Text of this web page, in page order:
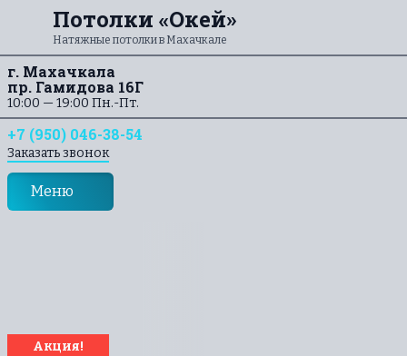
Перейти к содержанию
Потолки «Окей»
Натяжные потолки в Махачкале
г. Махачкала
пр. Гамидова 16Г
10:00 — 19:00 Пн.-Пт.
+7 (950) 046-38-54
Заказать звонок
Меню
Акция!